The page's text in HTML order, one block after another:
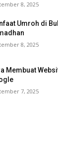
8, 2025
Umroh di
8, 2025
Membuat
7, 2025